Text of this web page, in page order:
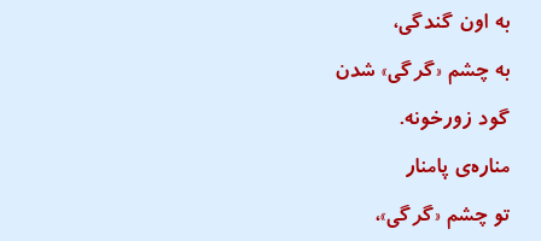
به اون گندگی،
به چشم «گرگی» شدن
گود زورخونه.
مناره‌ی پامنار
تو چشم «گرگی»،